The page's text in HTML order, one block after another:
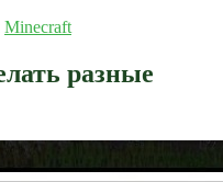
Minecraft
разные